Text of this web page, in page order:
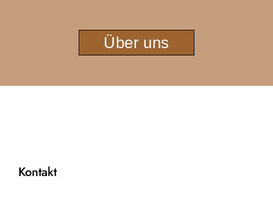
Über uns
Kontakt